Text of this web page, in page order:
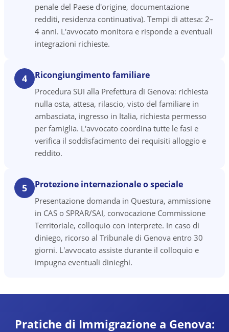
penale del Paese d'origine, documentazione
redditi, residenza continuativa). Tempi di attesa: 2–
4 anni. L'avvocato monitora e risponde a eventuali
integrazioni richieste.
4 Ricongiungimento familiare
Procedura SUI alla Prefettura di Genova: richiesta
nulla osta, attesa, rilascio, visto del familiare in
ambasciata, ingresso in Italia, richiesta permesso
per famiglia. L'avvocato coordina tutte le fasi e
verifica il soddisfacimento dei requisiti alloggio e
reddito.
5 Protezione internazionale o speciale
Presentazione domanda in Questura, ammissione
in CAS o SPRAR/SAI, convocazione Commissione
Territoriale, colloquio con interprete. In caso di
diniego, ricorso al Tribunale di Genova entro 30
giorni. L'avvocato assiste durante il colloquio e
impugna eventuali dinieghi.
Pratiche di Immigrazione a Genova: